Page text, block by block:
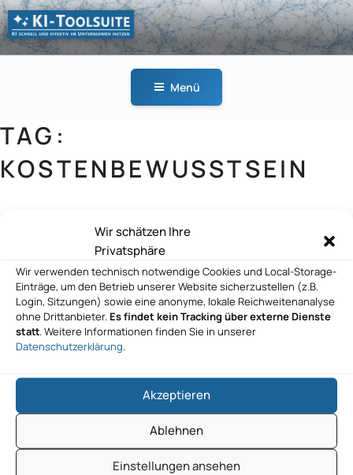
Wir schätzen Ihre
Privatsphäre
Wir verwenden technisch notwendige Cookies und Local-Storage-
Einträge, um den Betrieb unserer Website sicherzustellen (z.B.
Login, Sitzungen) sowie eine anonyme, lokale Reichweitenanalyse
ohne Drittanbieter. Es findet kein Tracking über externe Dienste
statt. Weitere Informationen finden Sie in unserer
Datenschutzerklärung.
Akzeptieren
Ablehnen
Einstellungen ansehen
Zum
Inhalt
springen
KI-
Menü
TAG:
KOSTENBEWUSSTSEIN
ai Consult GmbH